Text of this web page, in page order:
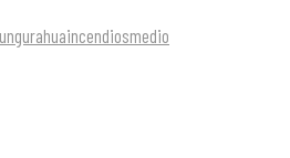
incendiosmedio